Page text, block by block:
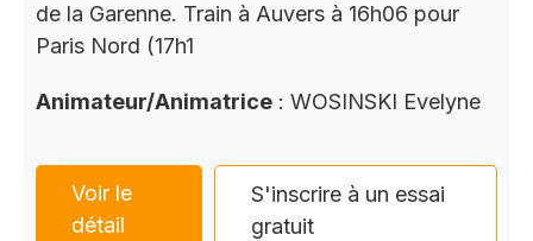
de la Garenne. Train à Auvers à 16h06 pour
Paris Nord (17h1
Animateur/Animatrice : WOSINSKI Evelyne
Voir le
détail
S'inscrire à un essai
gratuit